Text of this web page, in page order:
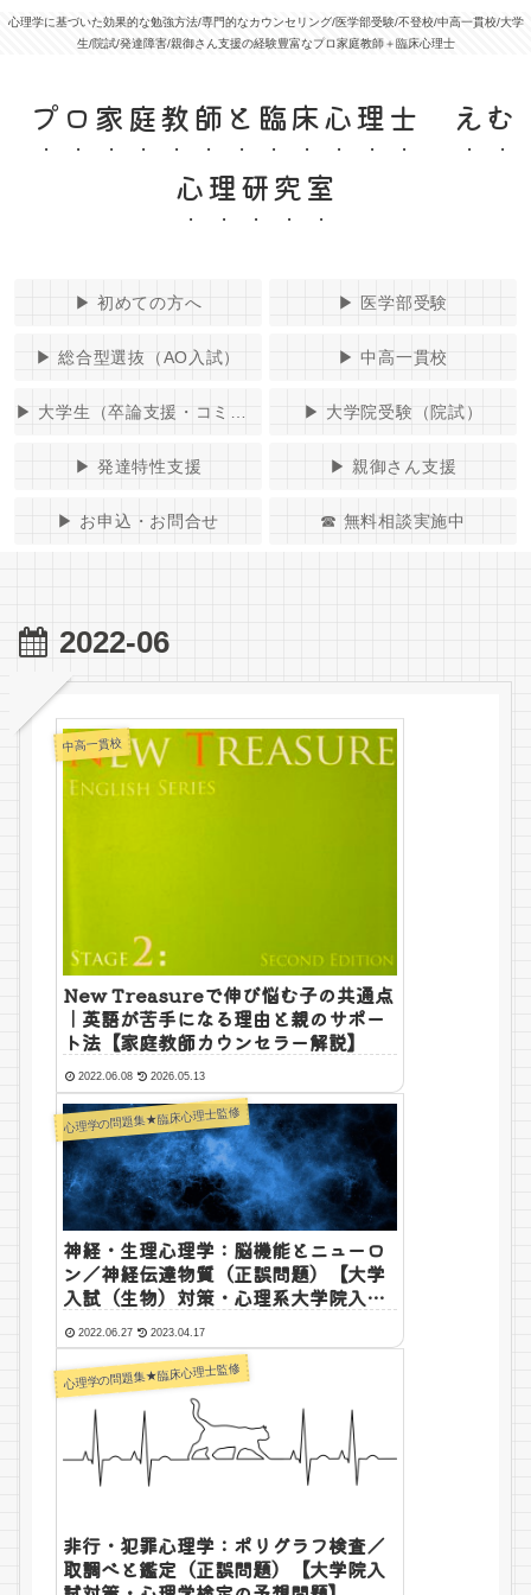
心理学に基づいた効果的な勉強方法/専門的なカウンセリング/医学部受験/不登校/中高一貫校/大学
生/院試/発達障害/親御さん支援の経験豊富なプロ家庭教師＋臨床心理士
プロ家庭教師と臨床心理士 えむ
心理研究室
▶︎ 初めての方へ ▶︎ 医学部受験
▶︎ 総合型選抜（AO入試） ▶︎ 中高一貫校
▶︎ 大学院受験（院試）
▶︎ 発達特性支援 ▶︎ 親御さん支援
▶︎ お申込・お問合せ ☎ 無料相談実施中
2022-06
中高一貫校
New Treasureで伸び悩む子の共通点
｜英語が苦手になる理由と親のサポー
ト法【家庭教師カウンセラー解説】
2022.06.08 2026.05.13
心理学の問題集★臨床心理士監修
神経・生理心理学：脳機能とニューロ
ン／神経伝達物質（正誤問題）【大学
入試（生物）対策・心理系大学院入試
の予想問題】
2022.06.27 2023.04.17
心理学の問題集★臨床心理士監修
非行・犯罪心理学：ポリグラフ検査／
取調べと鑑定（正誤問題）【大学院入